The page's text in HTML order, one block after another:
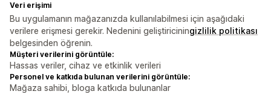
Veri erişimi
Bu uygulamanın mağazanızda kullanılabilmesi için aşağıdaki
verilere erişmesi gerekir. Nedenini geliştiriciningizlilik politikası
belgesinden öğrenin.
Müşteri verilerini görüntüle:
Hassas veriler, cihaz ve etkinlik verileri
Personel ve katkıda bulunan verilerini görüntüle:
Mağaza sahibi, bloga katkıda bulunanlar